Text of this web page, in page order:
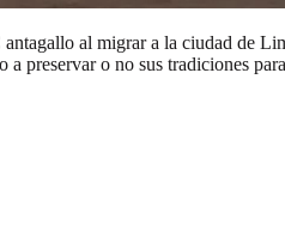
al migrar a la ciudad de
preservar o no sus tradiciones